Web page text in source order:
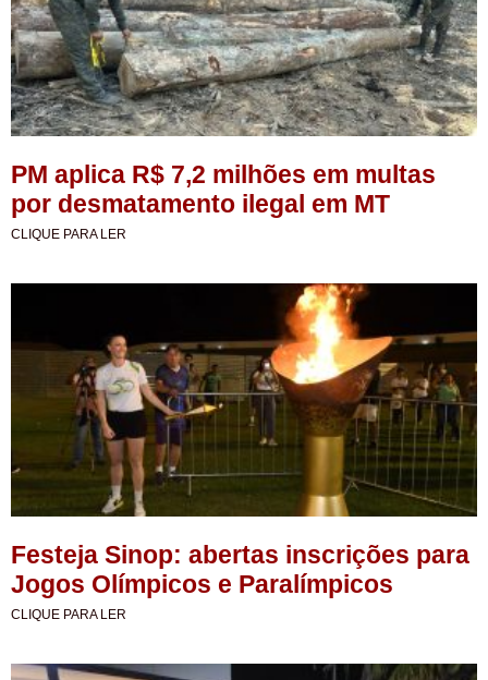
PM aplica R$ 7,2 milhões em multas
por desmatamento ilegal em MT
CLIQUE PARA LER
Festeja Sinop: abertas inscrições para
Jogos Olímpicos e Paralímpicos
CLIQUE PARA LER